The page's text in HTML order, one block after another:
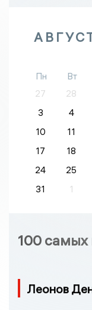
Пн Вт
27
28
3
4
10
11
17
18
24
25
31
1
100 самых
Леонов